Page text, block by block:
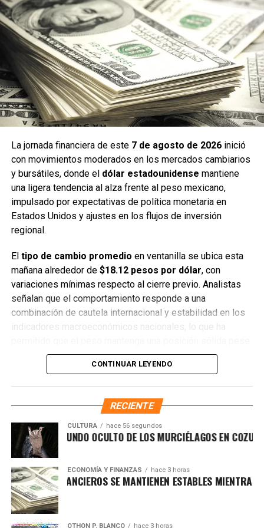
El director del CCEA,Rafael Chacón Díaz, destacó que la
actividad busca desmitificar las ideas erróneas que
suelen rodear a los murciélagos y fomentar una visión
basada en el conocimiento científico. Subrayó que estas
especies cumplen funciones esenciales como la
natural de insectos , lo que las convierte en aliadas
fundamentales para la salud de los ecosistemas y el
bienestar de las comunidades.
La jornada financiera de este 7 de agosto de 2026inició
con movimientos moderados en los mercados cambiarios
y bursátiles, donde el dólar estadounidense mantiene
una ligera tendencia al alza frente al peso mexicano,
impulsado por expectativas de política monetaria en
Estados Unidos y ajustes en los flujos de inversión
regional.
El tipo de cambio promedio en ventanilla se ubica esta
mañana alrededor de $18.12 pesos por dólar, con
variaciones mínimas respecto al cierre previo. Analistas
señalan que el comportamiento responde a una
combinación de cautela internacional y estabilidad en los
indicadores macroeconómicos nacionales, lo que ha
a la presión externa.
Cotización Bancaria— BBVA: $18.25
Tipo de Cambio— Citibanamex: $18.30
Mercado Cambiario
Precio del Dólar— Santander: $18.22
Bancos de México
CONTINUAR LEYENDO
RECIENTE
CULTURA hace 56 segundos
EL MUNDO OCULTO DE LOS MURCIÉLAGOS EN COZUMEL
ECONOMÍA Y FINANZAS hace 3 horas
FINANCIEROS SE MANTIENEN ESTABLES MIENTRAS
OTHON P. BLANCO hace 3 horas